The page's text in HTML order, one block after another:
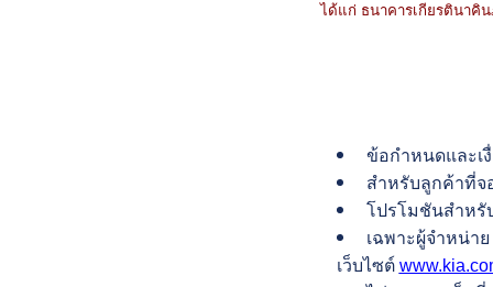
ได้แก่ ธนาคารเกียรตินาคิ
ข้อกำหนดและเ
สำหรับลูกค้าที่จ
โปรโมชันสำหรั
เฉพาะผู้จำหน่า
เว็บไซต์